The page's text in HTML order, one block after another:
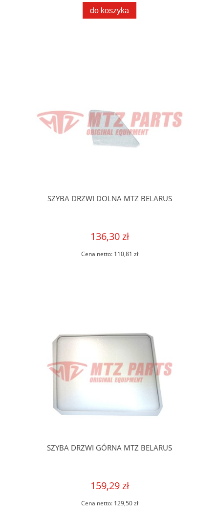
do koszyka
SZYBA DRZWI DOLNA MTZ BELARUS
136,30 zł
Cena netto: 110,81 zł
SZYBA DRZWI GÓRNA MTZ BELARUS
159,29 zł
Cena netto: 129,50 zł